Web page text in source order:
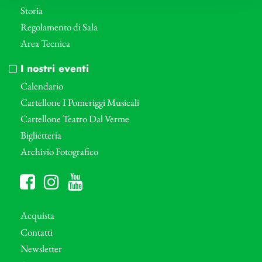
Storia
Regolamento di Sala
Area Tecnica
I nostri eventi
Calendario
Cartellone I Pomeriggi Musicali
Cartellone Teatro Dal Verme
Biglietteria
Archivio Fotografico
Acquista
Contatti
Newsletter